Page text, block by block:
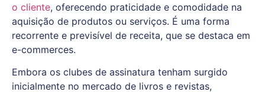
o cliente, oferecendo praticidade e comodidade na
aquisição de produtos ou serviços. É uma forma
recorrente e previsível de receita, que se destaca em
e-commerces.
Embora os clubes de assinatura tenham surgido
inicialmente no mercado de livros e revistas,